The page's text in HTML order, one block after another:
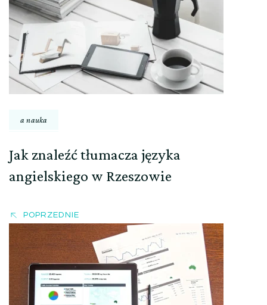
wpisu
a nauka
Jak znaleźć tłumacza języka
angielskiego w Rzeszowie
POPRZEDNIE